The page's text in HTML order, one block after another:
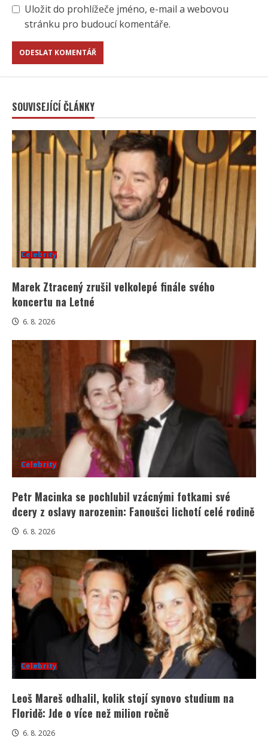
Uložit do prohlížeče jméno, e-mail a webovou
stránku pro budoucí komentáře.
SOUVISEJÍCÍ ČLÁNKY
Celebrity
Marek Ztracený zrušil velkolepé finále svého
koncertu na Letné
6. 8. 2026
Celebrity
Petr Macinka se pochlubil vzácnými fotkami své
dcery z oslavy narozenin: Fanoušci lichotí celé rodině
6. 8. 2026
Celebrity
Leoš Mareš odhalil, kolik stojí synovo studium na
Floridě: Jde o více než milion ročně
6. 8. 2026